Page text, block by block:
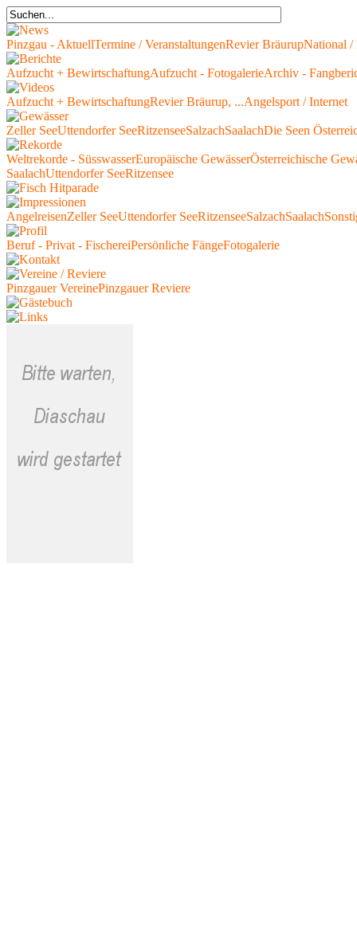
Pinzgau - AktuellTermine / VeranstaltungenRevier BräurupNational /
Aufzucht + BewirtschaftungAufzucht - FotogalerieArchiv -
Aufzucht + BewirtschaftungRevier Bräurup, ...Angelsport / Internet
Zeller SeeUttendorfer SeeRitzenseeSalzachSaalachDie Seen
Weltrekorde - SüsswasserEuropäische GewässerÖsterreichische
SaalachUttendorfer SeeRitzensee
AngelreisenZeller SeeUttendorfer SeeRitzenseeSalzachSaalach
Beruf - Privat - FischereiPersönliche FängeFotogalerie
Pinzgauer VereinePinzgauer Reviere